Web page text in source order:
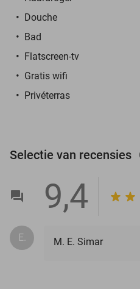
Douche
Bad
Flatscreen-tv
Gratis wifi
Privéterras
Selectie van recensies
9,4
E. M. E. Simar